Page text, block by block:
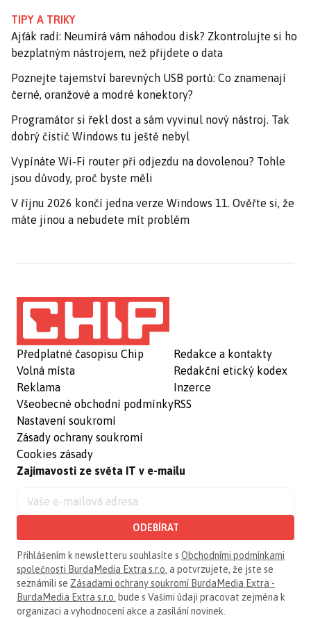
TIPY A TRIKY
Ajťák radí: Neumírá vám náhodou disk? Zkontrolujte si ho
bezplatným nástrojem, než přijdete o data
Poznejte tajemství barevných USB portů: Co znamenají
černé, oranžové a modré konektory?
Programátor si řekl dost a sám vyvinul nový nástroj. Tak
dobrý čistič Windows tu ještě nebyl
Vypínáte Wi-Fi router při odjezdu na dovolenou? Tohle
jsou důvody, proč byste měli
V říjnu 2026 končí jedna verze Windows 11. Ověřte si, že
máte jinou a nebudete mít problém
Předplatné časopisu Chip
Volná místa
Reklama
Všeobecné obchodní podmínky
Nastavení soukromí
Zásady ochrany soukromí
Cookies zásady
Redakce a kontakty
Redakční etický kodex
Inzerce
RSS
Zajímavosti ze světa IT v e-mailu
ODEBÍRAT
Přihlášením k newsletteru souhlasíte s Obchodními podmínkami
společnosti BurdaMedia Extra s.r.o. a potvrzujete, že jste se
seznámili se Zásadami ochrany soukromí BurdaMedia Extra -
BurdaMedia Extra s.r.o. bude s Vašimi údaji pracovat zejména k
organizaci a vyhodnocení akce a zasílání novinek.